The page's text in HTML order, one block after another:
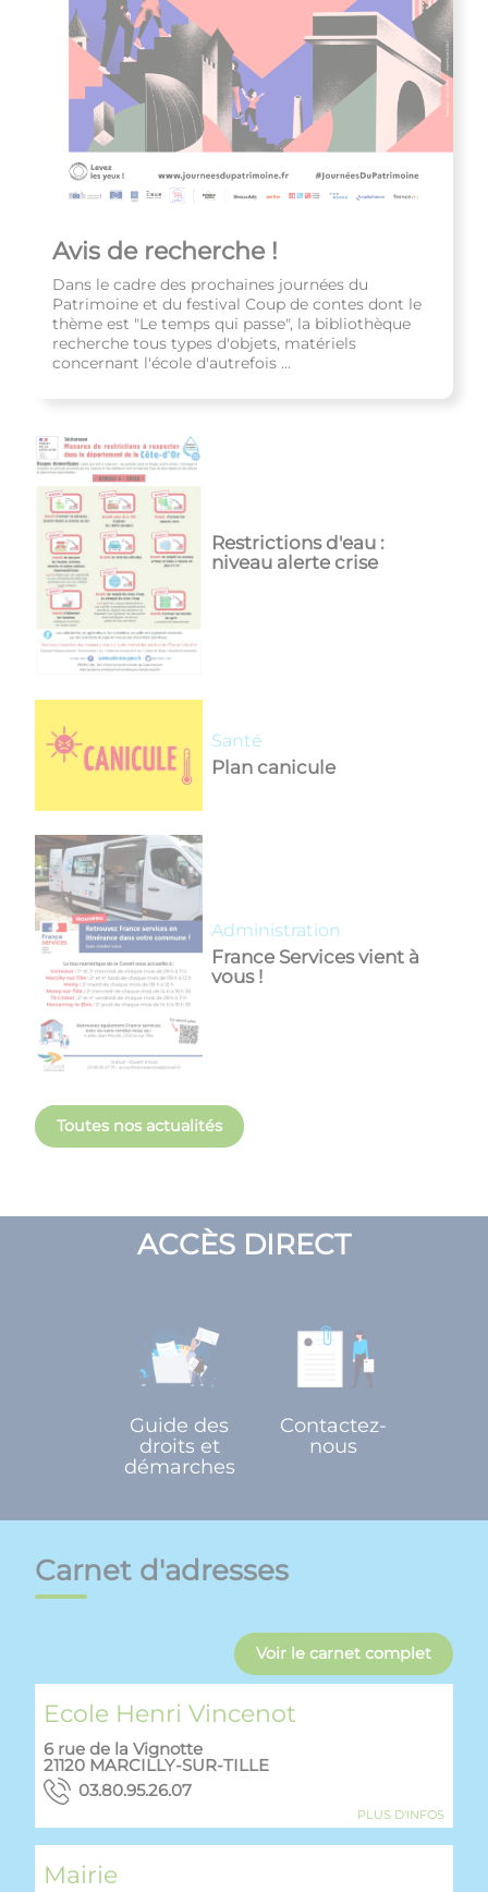
Avis de recherche !
Dans le cadre des prochaines journées du
Patrimoine et du festival Coup de contes dont le
thème est "Le temps qui passe", la bibliothèque
recherche tous types d'objets, matériels
concernant l'école d'autrefois ...
Restrictions d'eau :
niveau alerte crise
Santé
Plan canicule
Administration
France Services vient à
vous !
Toutes nos actualités
ACCÈS DIRECT
Guide des
droits et
démarches
Contactez-
nous
Carnet d'adresses
Voir le carnet complet
Ecole Henri Vincenot
6 rue de la Vignotte
21120 MARCILLY-SUR-TILLE
70.62.59.08.30
PLUS D'INFOS
Mairie